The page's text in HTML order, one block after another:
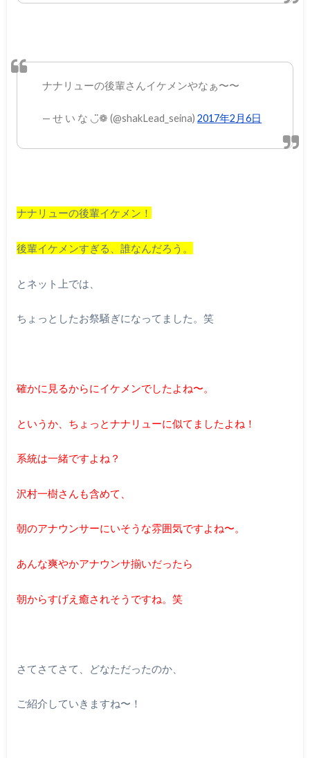
ナナリューの後輩さんイケメンやなぁ〜〜
— せ い な ◡̈❁ (@shakLead_seina)2017年2月6日
ナナリューの後輩イケメン！
後輩イケメンすぎる、誰なんだろう。
とネット上では、
ちょっとしたお祭騒ぎになってました。笑
確かに見るからにイケメンでしたよね〜。
というか、ちょっとナナリューに似てましたよね！
系統は一緒ですよね？
沢村一樹さんも含めて、
朝のアナウンサーにいそうな雰囲気ですよね〜。
あんな爽やかアナウンサ揃いだったら
朝からすげえ癒されそうですね。笑
さてさてさて、どなただったのか、
ご紹介していきますね〜！